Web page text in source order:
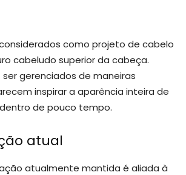
como projeto de cabelo
cabeludo superior da cabeça.
gerenciados de maneiras
inspirar a aparência inteira de
de pouco tempo.
atual
atualmente mantida é aliada à